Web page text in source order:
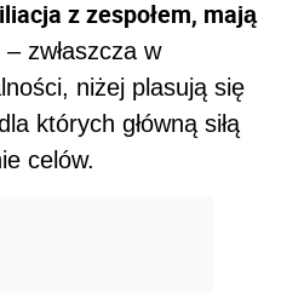
z zespołem, mają
– zwłaszcza w
niżej plasują się
których główną siłą
celów.